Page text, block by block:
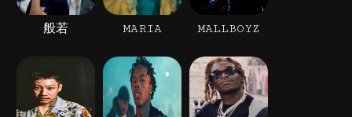
般若 MARIA MALLBOYZ